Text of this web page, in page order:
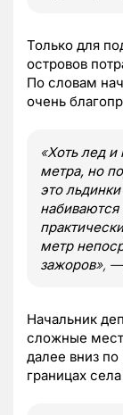
Только для
островов
По словам
очень
«Хоть лед и
метра, но
это
метр
зажоров», —
Начальник
сложные
далее вниз
границах